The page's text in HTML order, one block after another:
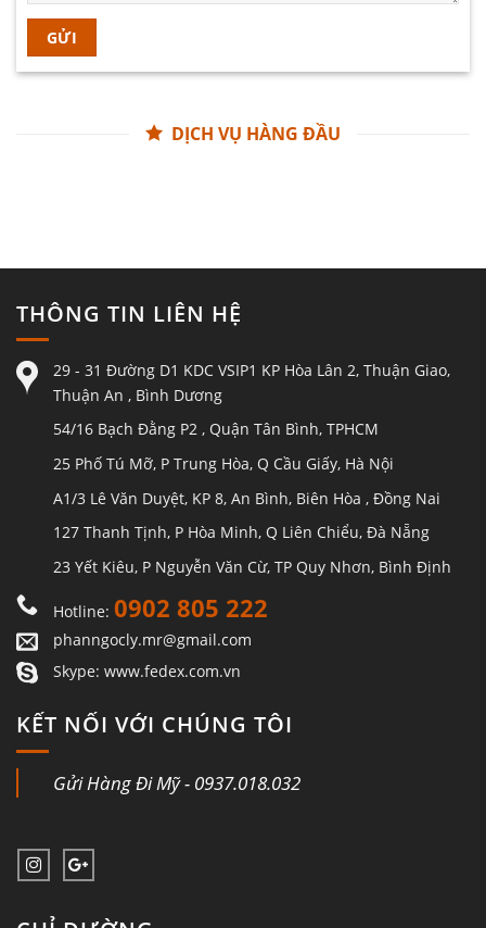
DỊCH VỤ HÀNG ĐẦU
THÔNG TIN LIÊN HỆ
29 - 31 Đường D1 KDC VSIP1 KP Hòa Lân 2, Thuận Giao,
Thuận An , Bình Dương
54/16 Bạch Đằng P2 , Quận Tân Bình, TPHCM
25 Phố Tú Mỡ, P Trung Hòa, Q Cầu Giấy, Hà Nội
A1/3 Lê Văn Duyệt, KP 8, An Bình, Biên Hòa , Đồng Nai
127 Thanh Tịnh, P Hòa Minh, Q Liên Chiểu, Đà Nẵng
23 Yết Kiêu, P Nguyễn Văn Cừ, TP Quy Nhơn, Bình Định
Hotline:0902 805 222
phanngocly.mr@gmail.com
Skype: www.fedex.com.vn
KẾT NỐI VỚI CHÚNG TÔI
Gửi Hàng Đi Mỹ - 0937.018.032